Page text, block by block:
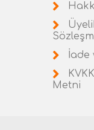
İade
Metni